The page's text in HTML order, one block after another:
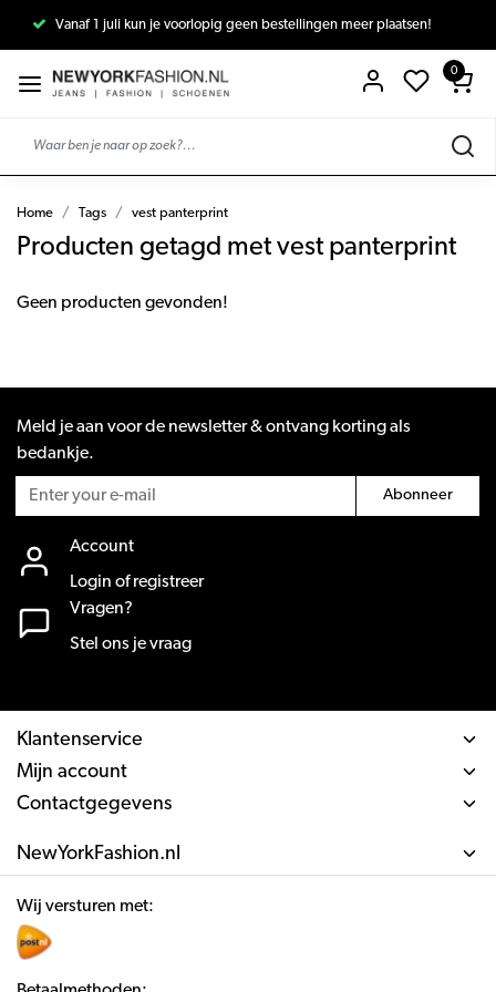
Vanaf 1 juli kun je voorlopig geen bestellingen meer plaatsen!
0
Home Tags vest panterprint
Producten getagd met vest panterprint
Geen producten gevonden!
Meld je aan voor de newsletter & ontvang korting als
bedankje.
Abonneer
Account
Login of registreer
Vragen?
Stel ons je vraag
Klantenservice
Mijn account
Contactgegevens
NewYorkFashion.nl
Wij versturen met: